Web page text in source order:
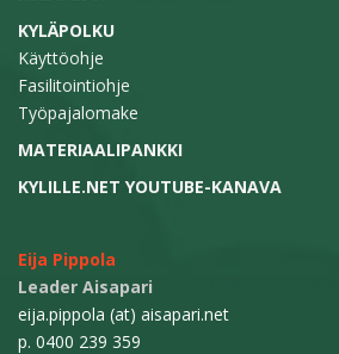
s
e
l
a
u
s
KYLÄPOLKU
Käyttöohje
Fasilitointiohje
Työpajalomake
MATERIAALIPANKKI
KYLILLE.NET YOUTUBE-KANAVA
Eija Pippola
Leader Aisapari
eija.pippola (at) aisapari.net
p. 0400 239 359